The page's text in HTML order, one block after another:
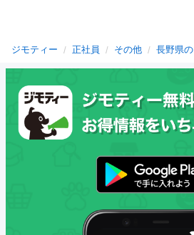
ジモティー 正社員 その他 長野県